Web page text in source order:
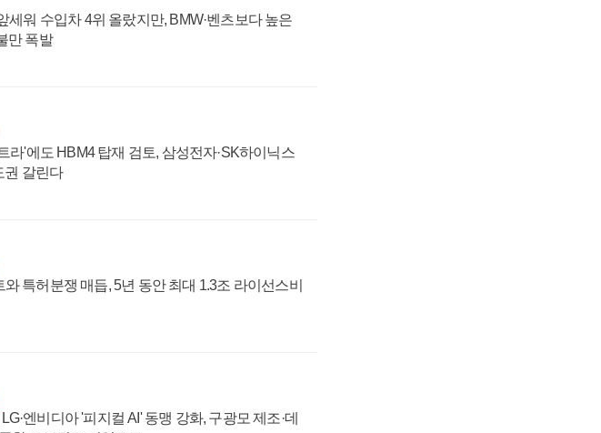
세워 수입차 4위 올랐지만, BMW·벤츠보다 높은
만 폭발
라'에도 HBM4 탑재 검토, 삼성전자·SK하이닉스
권 갈린다
특허분쟁 매듭, 5년 동안 최대 1.3조 라이선스비
엔비디아 '피지컬 AI' 동맹 강화, 구광모 제조·데